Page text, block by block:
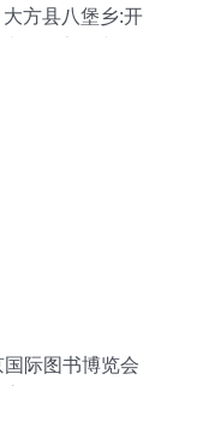
大方县八堡乡:开
际图书博览会